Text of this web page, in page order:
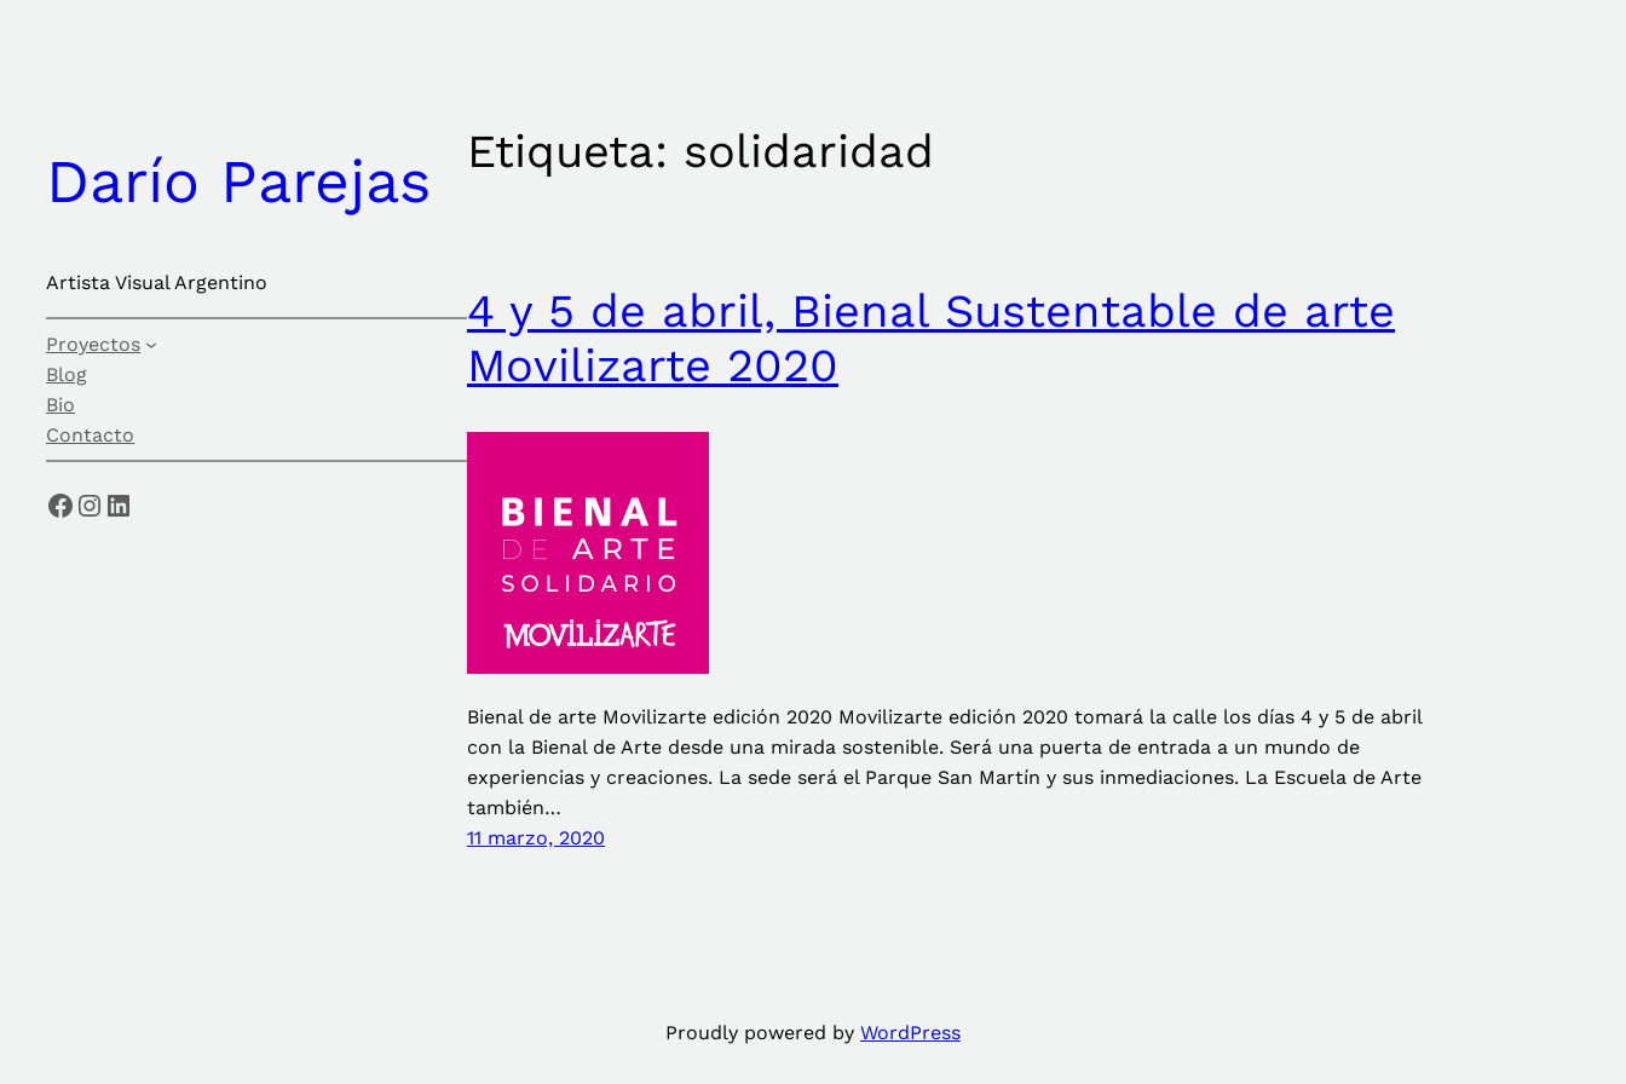
Darío Parejas
Artista Visual Argentino
Proyectos
Blog
Bio
Contacto
Facebook Instagram LinkedIn
Etiqueta: solidaridad
4 y 5 de abril, Bienal Sustentable de arte
Movilizarte 2020
Bienal de arte Movilizarte edición 2020 Movilizarte edición 2020 tomará la calle los días 4 y 5 de abril
con la Bienal de Arte desde una mirada sostenible. Será una puerta de entrada a un mundo de
experiencias y creaciones. La sede será el Parque San Martín y sus inmediaciones. La Escuela de Arte
también…
11 marzo, 2020
Proudly powered by WordPress